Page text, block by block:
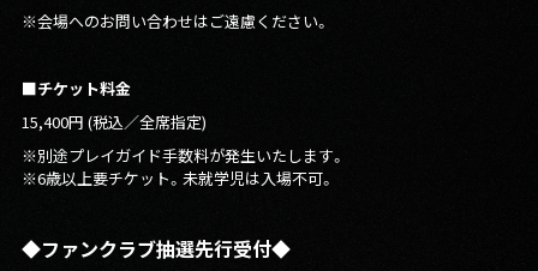
※会場へのお問い合わせはご遠慮ください。
■チケット料金
15,400円 (税込／全席指定)
※別途プレイガイド手数料が発生いたします。
※6歳以上要チケット。未就学児は入場不可。
◆ファンクラブ抽選先行受付◆